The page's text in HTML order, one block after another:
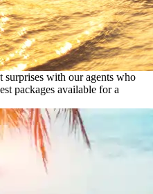
with our agents who
packages available for a